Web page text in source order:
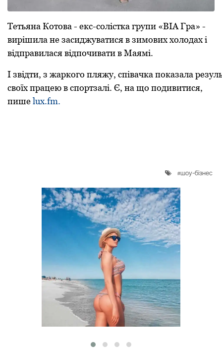
Тетьяна Котова - екс-солістка групи «ВІА Гра» -
вирішила не засиджуватисяв зимовиххолодахі
відправиласявідпочиватив Маямі.
Ізвідти, з жаркого пляжу, співачка показала
своїхпрацею вспортзалі. Є, на що подивитися,
пишеlux.fm.
шоу-бізнес